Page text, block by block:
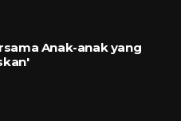
Anak-anak yang